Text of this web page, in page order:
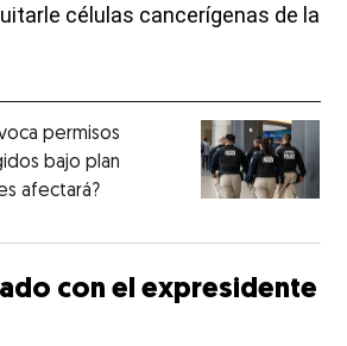
células cancerígenas de la
permisos
bajo plan
afectará?
con el expresidente